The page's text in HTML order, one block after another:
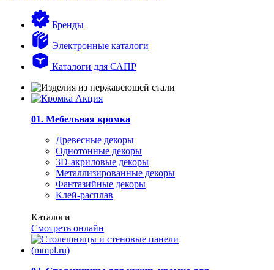
Бренды
Электронные каталоги
Каталоги для САПР
01. Мебельная кромка
Древесные декоры
Однотонные декоры
3D-акриловые декоры
Металлизированные декоры
Фантазийные декоры
Клей-расплав
Каталоги
Смотреть онлайн